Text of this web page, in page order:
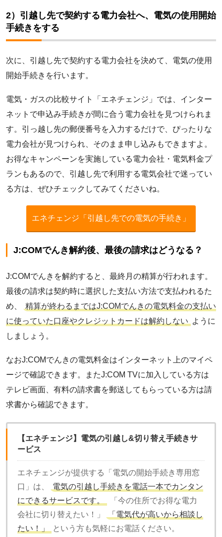
2）引越し先で契約する電力会社へ、電気の使用開始
手続きをする
次に、引越し先で契約する電力会社を決めて、電気の使用
開始手続きを行います。
電気・ガスの比較サイト「エネチェンジ」では、インター
ネットで申込み手続きが間に合う電力会社を見つけられま
す。引っ越し先の郵便番号を入力するだけで、ぴったりな
電力会社が見つけられ、そのまま申し込みもできますよ。
お得なキャンペーンを実施している電力会社・電気料金プ
ランもあるので、引越し先で利用する電気会社で迷ってい
る方は、ぜひチェックしてみてくださいね。
エネチェンジ「引越し先での電気の手続き」
J:COMでんき解約後、最後の請求はどうなる？
J:COMでんきを解約すると、最終月の精算が行われます。
最後の請求は契約時に選択した支払い方法で支払われるた
め、
精算が終わるまではJ:COMでんきの電気料金の支払い
に使っていた口座やクレジットカードは解約しない ように
しましょう。
なおJ:COMでんきの電気料金はインターネット上のマイペ
ージで確認できます。またJ:COM TVに加入している方は
テレビ画面、有料の請求書を郵送してもらっている方は請
求書から確認できます。
【エネチェンジ】電気の引越し&切り替え手続きサ
ービス
エネチェンジが提供する「電気の開始手続き専用窓
口」は、
電気の引越し手続きを電話一本でカンタン
にできるサービスです。
「今の住所でお得な電力
会社に切り替えたい！」
「電気代が高いから相談し
たい！」
という方も気軽にお電話ください。